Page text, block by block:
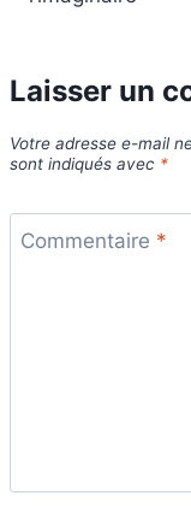
Laisser un
Votre adresse e-mail
sont indiqués avec *
Commentaire *